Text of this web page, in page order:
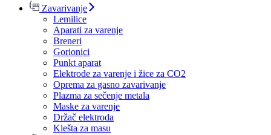
Zavarivanje
Lemilice
Aparati za varenje
Breneri
Gorionici
Punkt aparat
Elektrode za varenje i žice za CO2
Oprema za gasno zavarivanje
Plazma za sečenje metala
Maske za varenje
Držač elektroda
Klešta za masu